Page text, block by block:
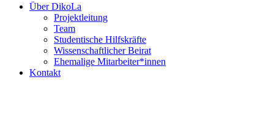
Über DikoLa
Projektleitung
Team
Studentische Hilfskräfte
Wissenschaftlicher Beirat
Ehemalige Mitarbeiter*innen
Kontakt